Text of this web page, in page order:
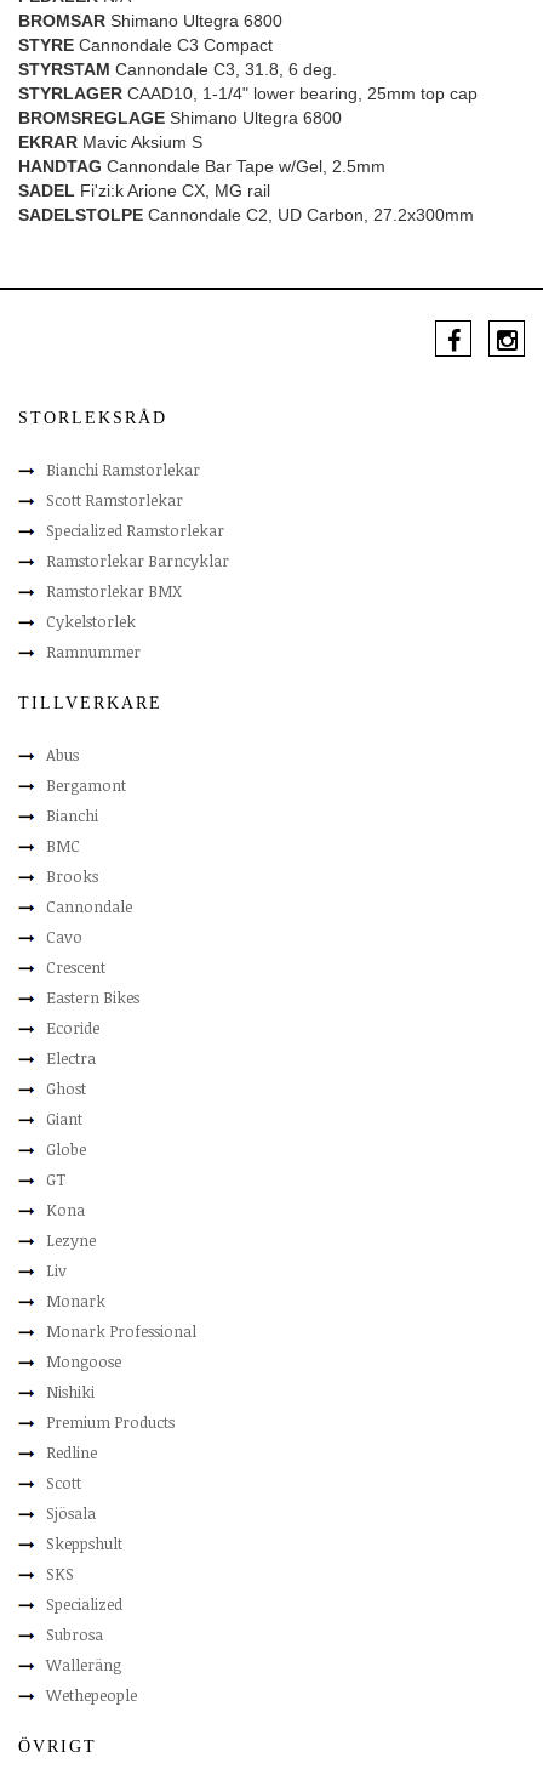
BROMSAR Shimano Ultegra 6800
STYRE Cannondale C3 Compact
STYRSTAM Cannondale C3, 31.8, 6 deg.
STYRLAGER CAAD10, 1-1/4" lower bearing, 25mm top cap
BROMSREGLAGE Shimano Ultegra 6800
EKRAR Mavic Aksium S
HANDTAG Cannondale Bar Tape w/Gel, 2.5mm
SADEL Fi'zi:k Arione CX, MG rail
SADELSTOLPE Cannondale C2, UD Carbon, 27.2x300mm
STORLEKSRÅD
Bianchi Ramstorlekar
Scott Ramstorlekar
Specialized Ramstorlekar
Ramstorlekar Barncyklar
Ramstorlekar BMX
Cykelstorlek
Ramnummer
TILLVERKARE
Abus
Bergamont
Bianchi
BMC
Brooks
Cannondale
Cavo
Crescent
Eastern Bikes
Ecoride
Electra
Ghost
Giant
Globe
GT
Kona
Lezyne
Liv
Monark
Monark Professional
Mongoose
Nishiki
Premium Products
Redline
Scott
Sjösala
Skeppshult
SKS
Specialized
Subrosa
Walleräng
Wethepeople
ÖVRIGT